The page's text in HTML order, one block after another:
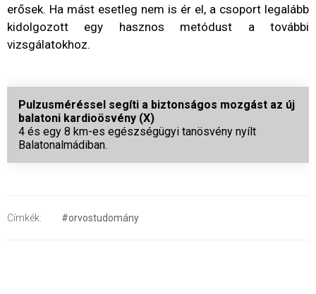
erősek. Ha mást esetleg nem is ér el, a csoport legalább
kidolgozott egy hasznos metódust a további
vizsgálatokhoz.
Pulzusméréssel segíti a biztonságos mozgást az új
balatoni kardioösvény (X)
4 és egy 8 km-es egészségügyi tanösvény nyílt
Balatonalmádiban.
Címkék: #orvostudomány